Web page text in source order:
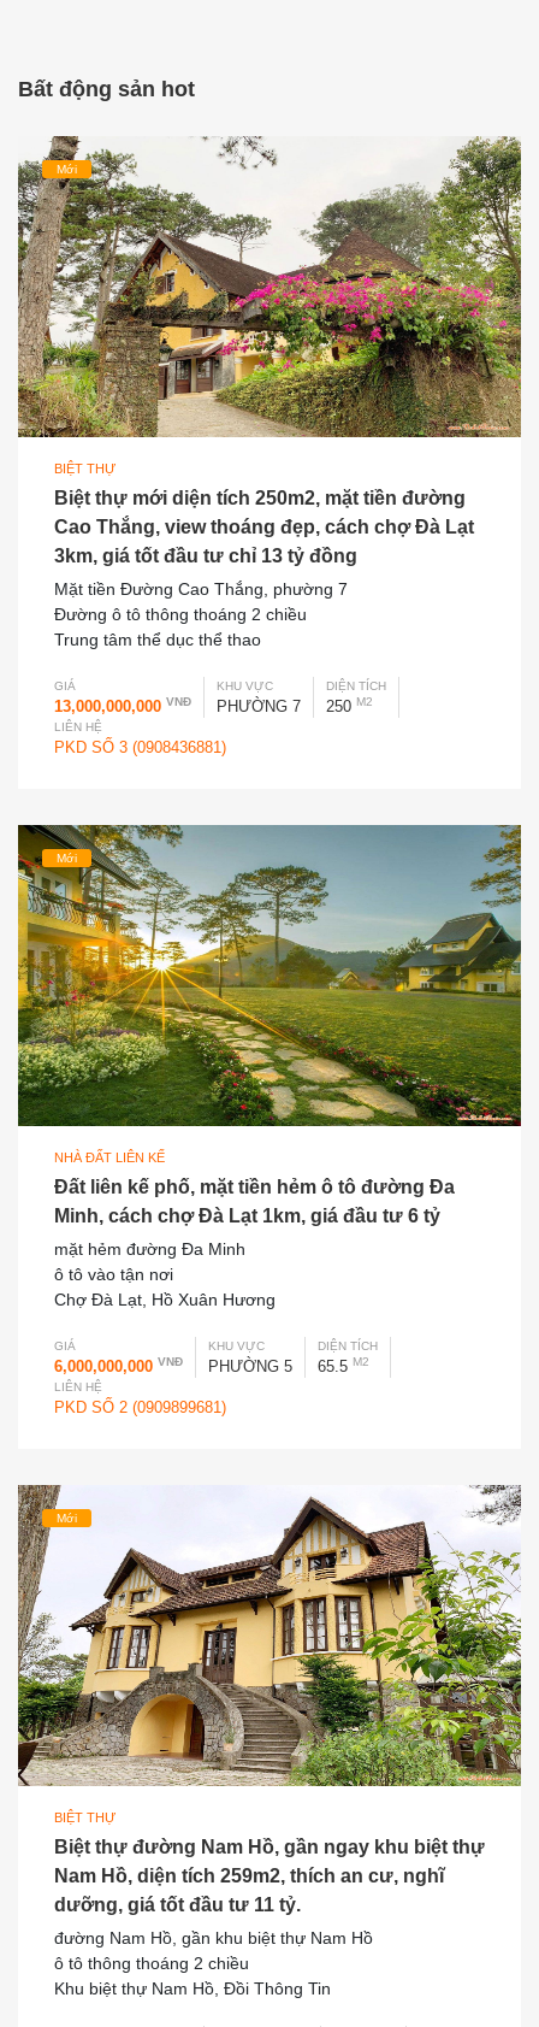
Bất động sản hot
Mới
BIỆT THỰ
Biệt thự mới diện tích 250m2, mặt tiền đường
Cao Thắng, view thoáng đẹp, cách chợ Đà Lạt
3km, giá tốt đầu tư chỉ 13 tỷ đồng
Mặt tiền Đường Cao Thắng, phường 7
Đường ô tô thông thoáng 2 chiều
Trung tâm thể dục thể thao
GIÁ
13,000,000,000 VNĐ
KHU VỰC
PHƯỜNG 7
DIỆN TÍCH
250 M2
LIÊN HỆ
PKD SỐ 3 (0908436881)
Mới
NHÀ ĐẤT LIÊN KẾ
Đất liên kế phố, mặt tiền hẻm ô tô đường Đa
Minh, cách chợ Đà Lạt 1km, giá đầu tư 6 tỷ
mặt hẻm đường Đa Minh
ô tô vào tận nơi
Chợ Đà Lạt, Hồ Xuân Hương
GIÁ
6,000,000,000 VNĐ
KHU VỰC
PHƯỜNG 5
DIỆN TÍCH
65.5 M2
LIÊN HỆ
PKD SỐ 2 (0909899681)
Mới
BIỆT THỰ
Biệt thự đường Nam Hồ, gần ngay khu biệt thự
Nam Hồ, diện tích 259m2, thích an cư, nghĩ
dưỡng, giá tốt đầu tư 11 tỷ.
đường Nam Hồ, gần khu biệt thự Nam Hồ
ô tô thông thoáng 2 chiều
Khu biệt thự Nam Hồ, Đồi Thông Tin